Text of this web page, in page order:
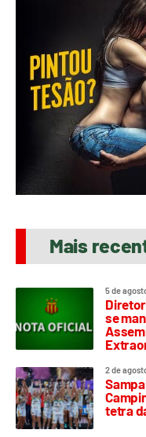
Mais
5 de
se
2 de
tetra